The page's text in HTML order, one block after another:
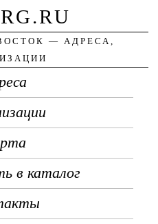
— АДРЕСА,
в каталог